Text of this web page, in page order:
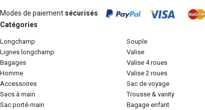
Modes de paiement sécurisés
Catégories
longchamp
lignes longchamp
bagages
homme
accessoires
sacs à main
sac porté-main
souple
valise
valise 4 roues
valise 2 roues
sac de voyage
trousse & vanity
bagage enfant